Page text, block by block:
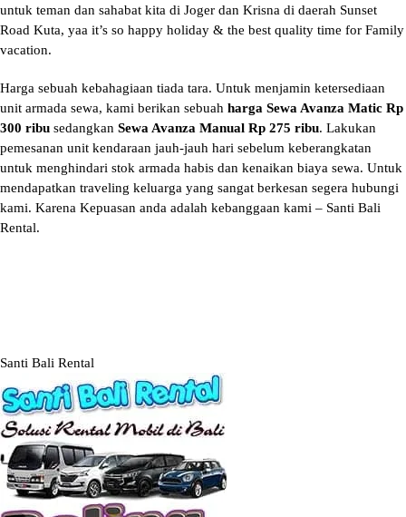
untuk teman dan sahabat kita di Joger dan Krisna di daerah Sunset
Road Kuta, yaa it’s so happy holiday & the best quality time for Family
vacation.
Harga sebuah kebahagiaan tiada tara. Untuk menjamin ketersediaan
unit armada sewa, kami berikan sebuah harga Sewa Avanza Matic Rp
300 ribu sedangkan Sewa Avanza Manual Rp 275 ribu. Lakukan
pemesanan unit kendaraan jauh-jauh hari sebelum keberangkatan
untuk menghindari stok armada habis dan kenaikan biaya sewa. Untuk
mendapatkan traveling keluarga yang sangat berkesan segera hubungi
kami. Karena Kepuasan anda adalah kebanggaan kami – Santi Bali
Rental.
Santi Bali Rental